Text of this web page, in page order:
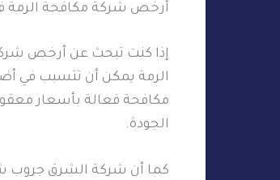
أرخص شركة مكافحة الرمة
إذا كنت تبحث عن أرخص
الرمة يمكن أن تتسبب في
مكافحة فعالة بأسعار
الجودة.
كما أن شركة الشرق جروب